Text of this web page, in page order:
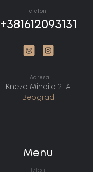
Telefon
+381612093131
Adresa
Kneza Mihaila 21 A
Beograd
Menu
Izlog